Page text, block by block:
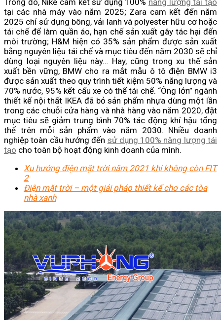
Trong đó, Nike cam kết sử dụng 100% năng lượng tái tạo
tại các nhà máy vào năm 2025; Zara cam kết đến năm
2025 chỉ sử dụng bông, vải lanh và polyester hữu cơ hoặc
tái chế để làm quần áo, hạn chế sản xuất gây tác hại đến
môi trường; H&M hiện có 35% sản phẩm được sản xuất
bằng nguyên liệu tái chế và mục tiêu đến năm 2030 sẽ chỉ
dùng loại nguyên liệu này… Hay, cũng trong xu thế sản
xuất bền vững, BMW cho ra mắt mẫu ô tô điện BMW i3
được sản xuất theo quy trình tiết kiệm 50% năng lượng và
70% nước, 95% kết cấu xe có thể tái chế. “Ông lớn” ngành
thiết kế nội thất IKEA đã bỏ sản phẩm nhựa dùng một lần
trong các chuỗi cửa hàng và nhà hàng vào năm 2020, đặt
mục tiêu sẽ giảm trung bình 70% tác động khí hậu tổng
thể trên mỗi sản phẩm vào năm 2030. Nhiều doanh
nghiệp toàn cầu hướng đến sử dụng 100% năng lượng tái
tạo cho toàn bộ hoạt động kinh doanh của mình.
Xu hướng điện mặt trời năm 2021 khi không còn FIT
2
Điện mặt trời – một giải pháp thiết kế cho các tòa
nhà xanh